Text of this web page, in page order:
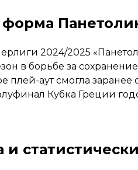
2024/2025
в борьбе за
аут смогла заранее
Кубка Греции